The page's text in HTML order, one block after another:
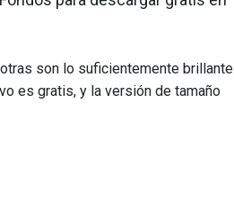
son lo suficientemente brillantes
es gratis, y la versión de tamaño